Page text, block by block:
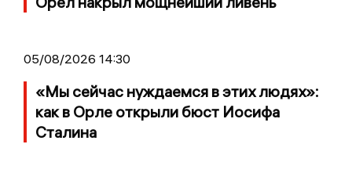
05/08/2026 14:30
«Мы сейчас нуждаемся в этих людях»:
как в Орле открыли бюст Иосифа
Сталина